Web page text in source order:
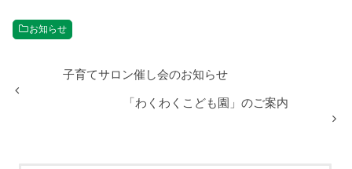
お知らせ
子育てサロン催し会のお知らせ
「わくわくこども園」のご案内